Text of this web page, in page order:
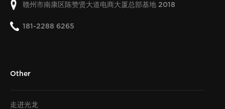
赣州市南康区陈赞贤大道电商大厦总部基地 2018
181-2288 6265
Other
走进光龙